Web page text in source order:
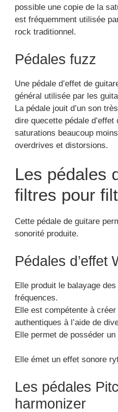
possible une copie de la
est fréquemment utilisée
rock traditionnel.
Pédales fuzz
Une pédale d’effet de
général utilisée par les
La pédale jouit d’un son
dire quecette pédale
saturations beaucoup
overdrives et distorsions.
Les pédales
filtres pour
Cette pédale de guitare
sonorité produite.
Pédales d’effet
Elle produit le balayage
fréquences.
Elle est compétente à
authentiques à l’aide de
Elle permet de posséder
Elle émet un effet sonore
Les pédales
harmonizer